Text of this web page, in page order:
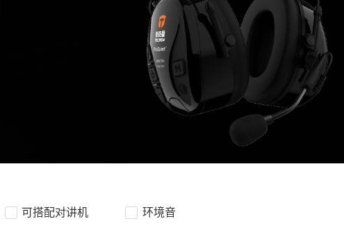
可搭配对讲机 环境音